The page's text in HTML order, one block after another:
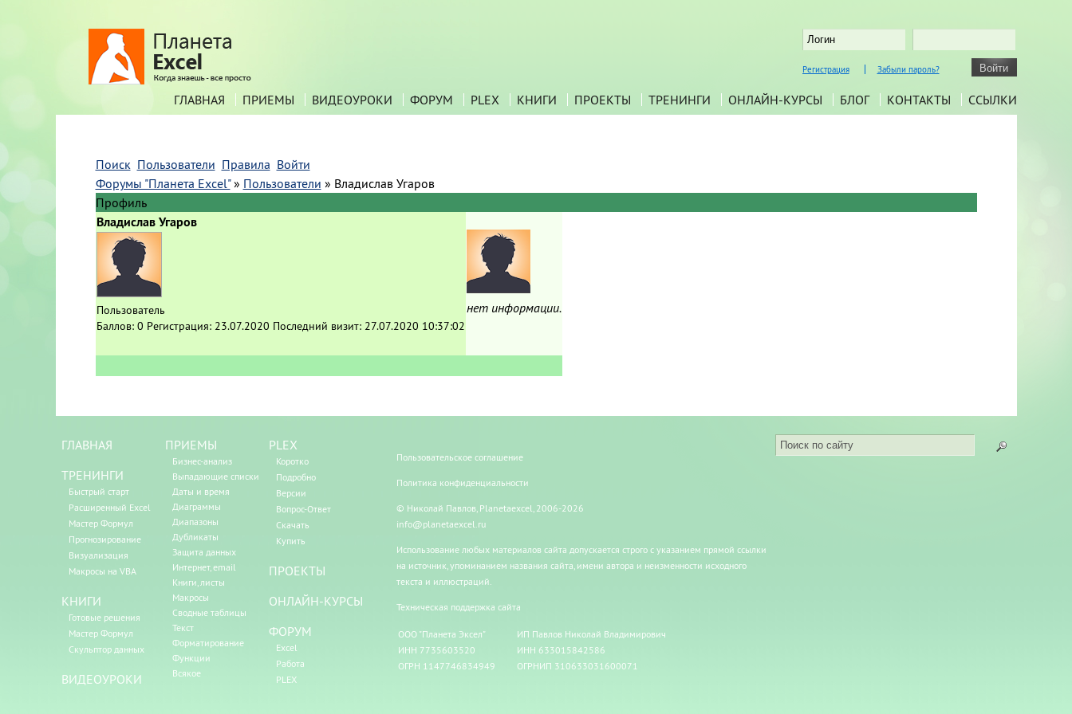
Регистрация Забыли пароль?
ГЛАВНАЯ ПРИЕМЫ ВИДЕОУРОКИ ФОРУМ PLEX КНИГИ ПРОЕКТЫ ТРЕНИНГИ ОНЛАЙН-КУРСЫ БЛОГ КОНТАКТЫ ССЫЛКИ
Поиск Пользователи Правила Войти
Форумы "Планета Excel" » Пользователи » Владислав Угаров
Профиль
Владислав Угаров
Пользователь
Баллов: 0 Регистрация: 23.07.2020 Последний визит: 27.07.2020 10:37:02
нет информации.
ГЛАВНАЯ
ТРЕНИНГИ
Быстрый старт
Расширенный Excel
Мастер Формул
Прогнозирование
Визуализация
Макросы на VBA
КНИГИ
Готовые решения
Мастер Формул
Скульптор данных
ВИДЕОУРОКИ
ПРИЕМЫ
Бизнес-анализ
Выпадающие списки
Даты и время
Диаграммы
Диапазоны
Дубликаты
Защита данных
Интернет, email
Книги, листы
Макросы
Сводные таблицы
Текст
Форматирование
Функции
Всякое
PLEX
Коротко
Подробно
Версии
Вопрос-Ответ
Скачать
Купить
ПРОЕКТЫ
ОНЛАЙН-КУРСЫ
ФОРУМ
Excel
Работа
PLEX
Пользовательское соглашение
Политика конфиденциальности
© Николай Павлов, Planetaexcel, 2006-2026
info@planetaexcel.ru
Использование любых материалов сайта допускается строго с указанием прямой ссылки
на источник, упоминанием названия сайта, имени автора и неизменности исходного
текста и иллюстраций.
Техническая поддержка сайта
ООО "Планета Эксел"
ИНН 7735603520
ОГРН 1147746834949
ИП Павлов Николай Владимирович
ИНН 633015842586
ОГРНИП 310633031600071